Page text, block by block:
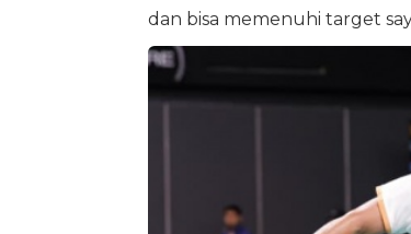
dan bisa memenuhi target